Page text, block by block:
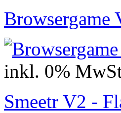
Browsergame
inkl. 0%
Smeetr V2 -